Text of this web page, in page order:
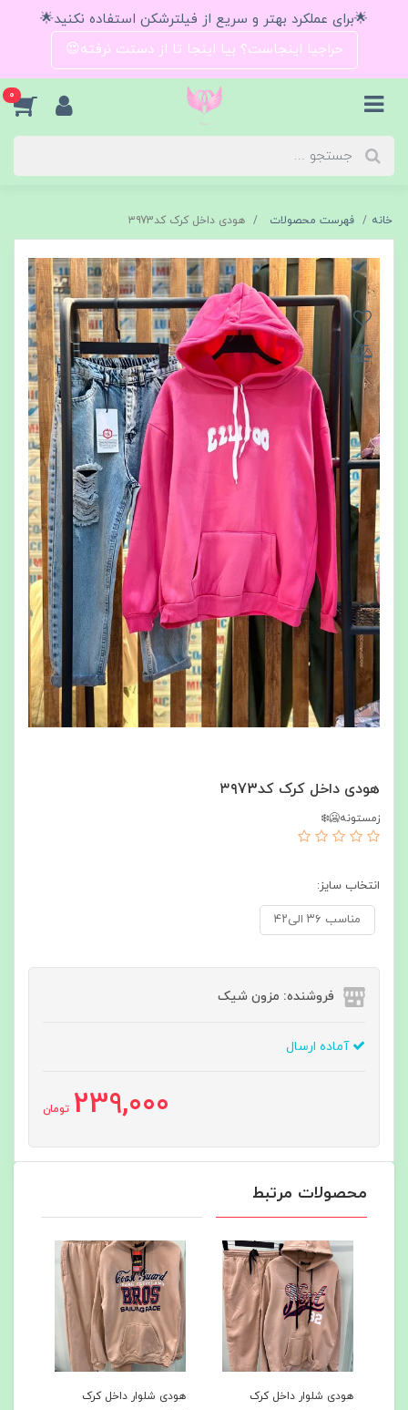
🌟برای عملکرد بهتر و سریع از فیلترشکن استفاده نکنید🌟
حراجیا اینجاست؟ بیا اینجا تا از دستت نرفته😍
0
خانه فهرست محصولات هودی داخل کرک کد۳۹73
هودی داخل کرک کد۳۹73
زمستونه🥶❄️
انتخاب سایز:
مناسب ۳۶ الی۴۲
فروشنده: مزون شیک
آماده ارسال
239,000 تومان
محصولات مرتبط
هودی شلوار داخل کرک
هودی شلوار داخل کرک